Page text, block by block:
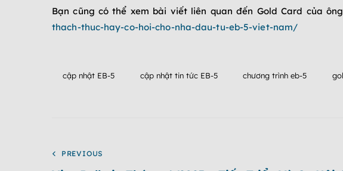
Bạn cũng có thể xem bài viết liên quan đến Gold Card của
thach-thuc-hay-co-hoi-cho-nha-dau-tu-eb-5-viet-nam/
cập nhật EB-5 cập nhật tin tức EB-5 chương trình eb-5
PREVIOUS